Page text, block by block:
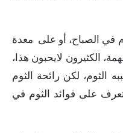
في الصباح، أو على معدة
الكثيرون لايحبون هذا،
الثوم، لكن رائحة الثوم
تعرف على فوائد الثوم في